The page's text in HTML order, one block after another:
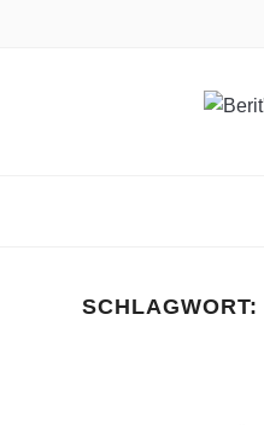
SCHLAGWORT: